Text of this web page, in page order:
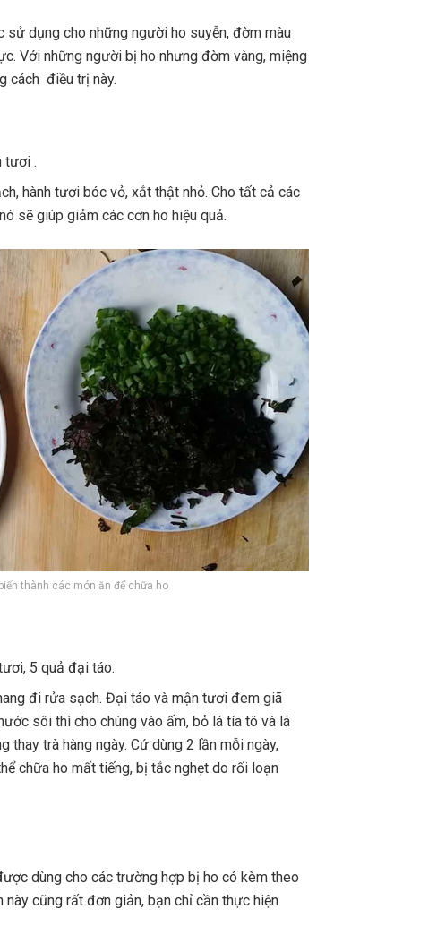
dụng cho những người ho suyễn, đờm màu
Với những người bị ho nhưng đờm vàng, miệng
cách điều trị này.
tươi .
hành tươi bóc vỏ, xắt thật nhỏ. Cho tất cả các
sẽ giúp giảm các cơn ho hiệu quả.
thành các món ăn để chữa ho
5 quả đại táo.
đi rửa sạch. Đại táo và mận tươi đem giã
sôi thì cho chúng vào ấm, bỏ lá tía tô và lá
thay trà hàng ngày. Cứ dùng 2 lần mỗi ngày,
chữa ho mất tiếng, bị tắc nghẹt do rối loạn
dùng cho các trường hợp bị ho có kèm theo
này cũng rất đơn giản, bạn chỉ cần thực hiện